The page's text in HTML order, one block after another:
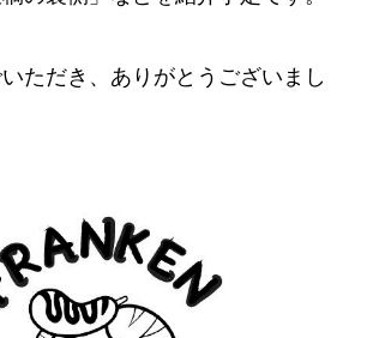
ただき、ありがとうございまし